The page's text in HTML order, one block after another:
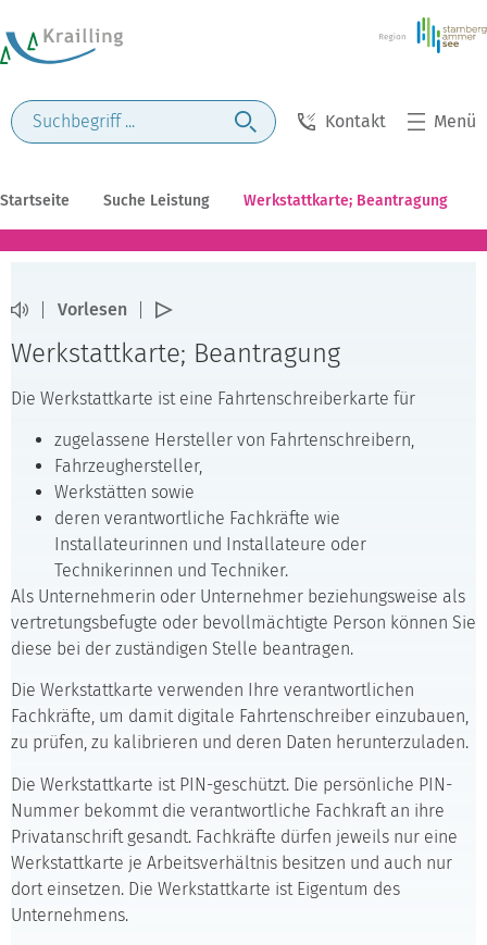
Kontakt Menü
Startseite Suche Leistung Werkstattkarte; Beantragung
Vorlesen
Werkstattkarte; Beantragung
Die Werkstattkarte ist eine Fahrtenschreiberkarte für
zugelassene Hersteller von Fahrtenschreibern,
Fahrzeughersteller,
Werkstätten sowie
deren verantwortliche Fachkräfte wie
Installateurinnen und Installateure oder
Technikerinnen und Techniker.
Als Unternehmerin oder Unternehmer beziehungsweise als
vertretungsbefugte oder bevollmächtigte Person können Sie
diese bei der zuständigen Stelle beantragen.
Die Werkstattkarte verwenden Ihre verantwortlichen
Fachkräfte, um damit digitale Fahrtenschreiber einzubauen,
zu prüfen, zu kalibrieren und deren Daten herunterzuladen.
Die Werkstattkarte ist PIN-geschützt. Die persönliche PIN-
Nummer bekommt die verantwortliche Fachkraft an ihre
Privatanschrift gesandt. Fachkräfte dürfen jeweils nur eine
Werkstattkarte je Arbeitsverhältnis besitzen und auch nur
dort einsetzen. Die Werkstattkarte ist Eigentum des
Unternehmens.